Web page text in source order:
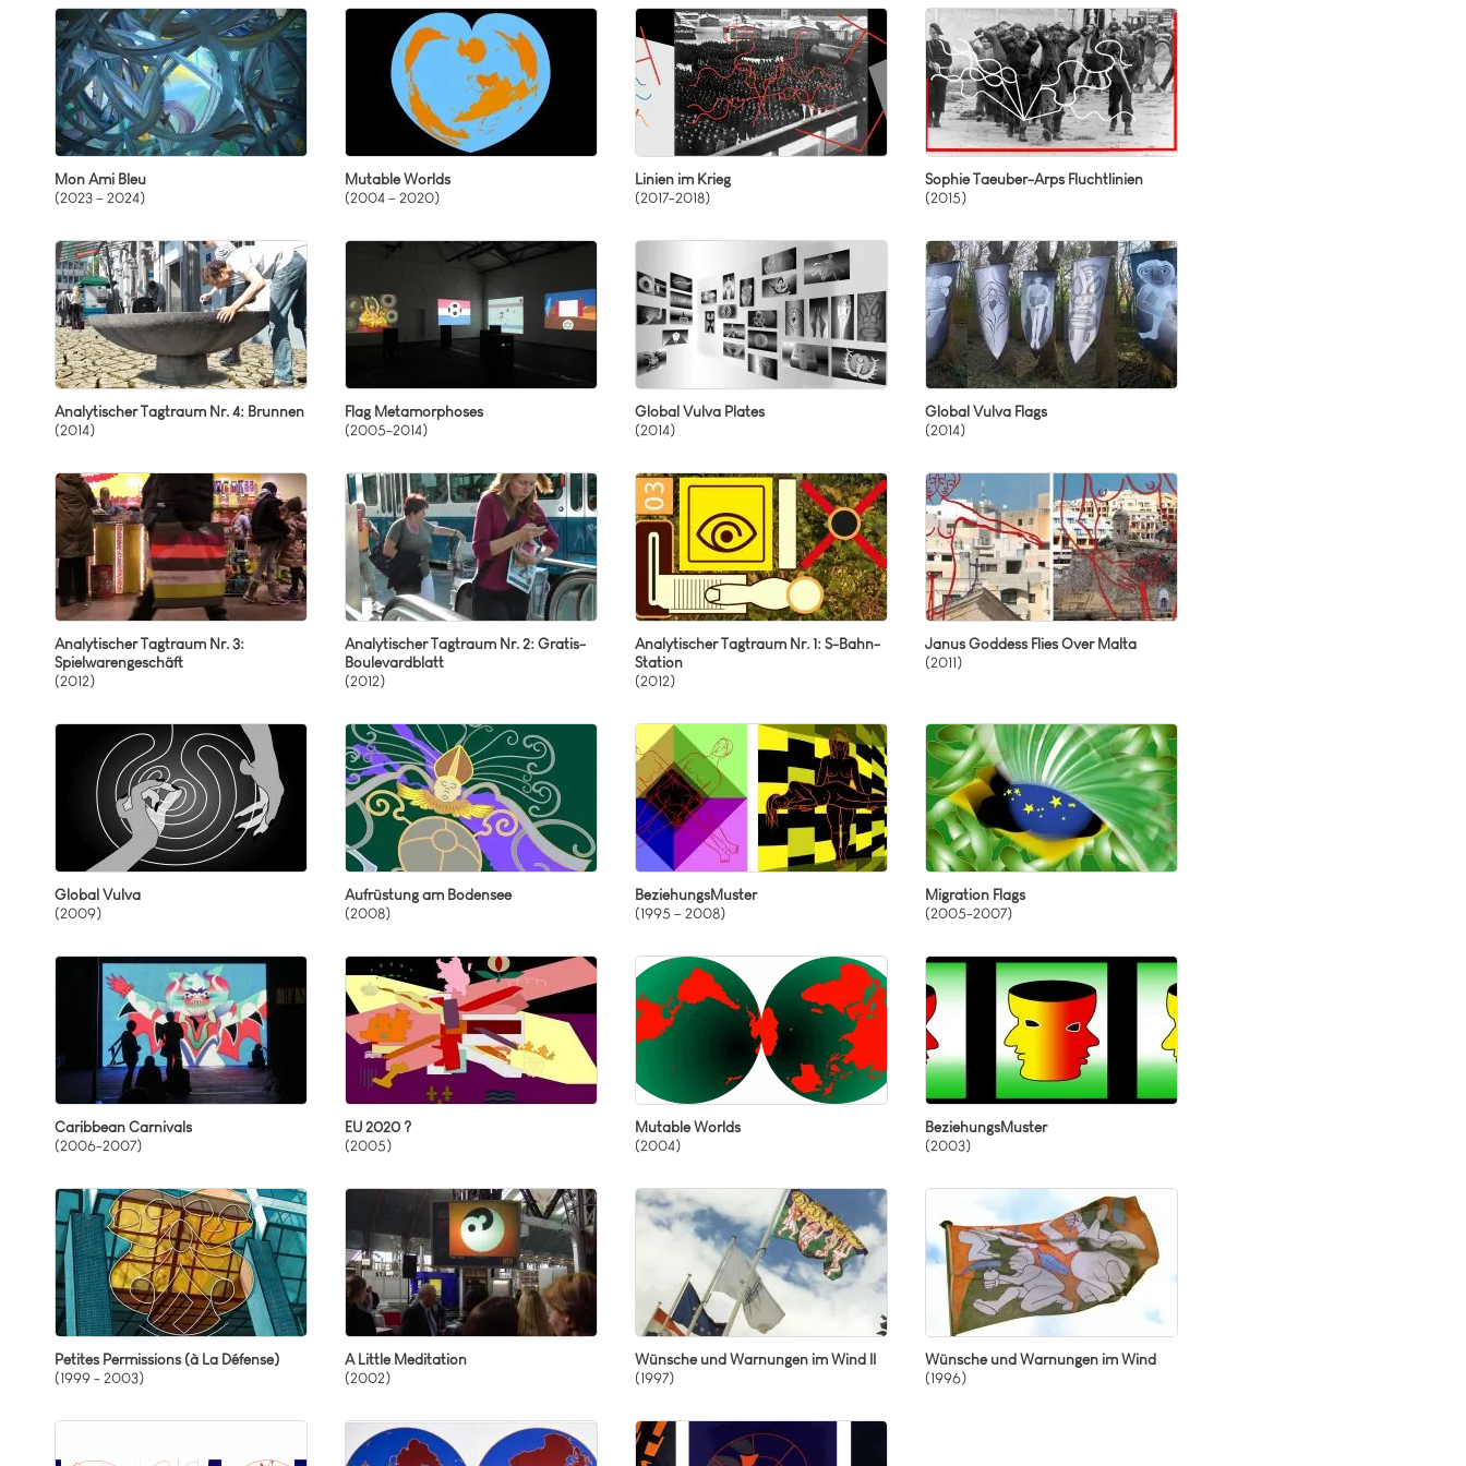
Mutable Worlds
Neo-Barock
New York-Bezug
Partizipative Projekte
Smart Pantheon
Sozialer Essay
Terminator Therapies
Zu Sophie Taeuber-Arp
Einkanal-Video
Interaktives Video
Mehrkanal-Videos
Mon Ami Bleu
(2023 – 2024)
Mutable Worlds
(2004 – 2020)
Linien im Krieg
(2017-2018)
Sophie Taeuber-Arps Fluchtlinien
(2015)
Analytischer Tagtraum Nr. 4: Brunnen
(2014)
Flag Metamorphoses
(2005-2014)
Global Vulva Plates
(2014)
Global Vulva Flags
(2014)
Analytischer Tagtraum Nr. 3:
Spielwarengeschäft
(2012)
Analytischer Tagtraum Nr. 2: Gratis-
Boulevardblatt
(2012)
Analytischer Tagtraum Nr. 1: S-Bahn-
Station
(2012)
Janus Goddess Flies Over Malta
(2011)
Global Vulva
(2009)
Aufrüstung am Bodensee
(2008)
BeziehungsMuster
(1995 – 2008)
Migration Flags
(2005-2007)
Caribbean Carnivals
(2006-2007)
EU 2020 ?
(2005)
Mutable Worlds
(2004)
BeziehungsMuster
(2003)
Petites Permissions (à La Défense)
(1999 - 2003)
A Little Meditation
(2002)
Wünsche und Warnungen im Wind II
(1997)
Wünsche und Warnungen im Wind
(1996)